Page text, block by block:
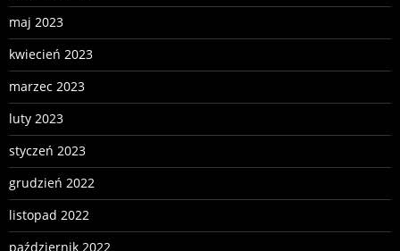
maj 2023
kwiecień 2023
marzec 2023
luty 2023
styczeń 2023
grudzień 2022
listopad 2022
październik 2022